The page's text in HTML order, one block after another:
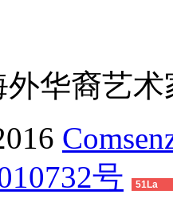
华裔艺
号
51La